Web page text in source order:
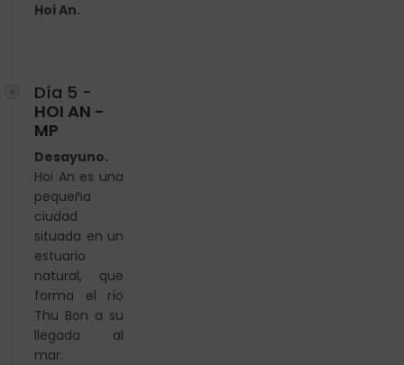
Hoi An.
Día 5 -
HOI AN -
MP
Desayuno.
Hoi An es una
pequeña
ciudad
situada en un
estuario
natural, que
forma el río
Thu Bon a su
llegada al
mar.